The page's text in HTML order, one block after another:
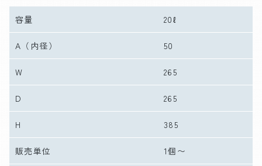
容量 20ℓ
A （内径） 50
W 265
D 265
H 385
販売単位 1個〜